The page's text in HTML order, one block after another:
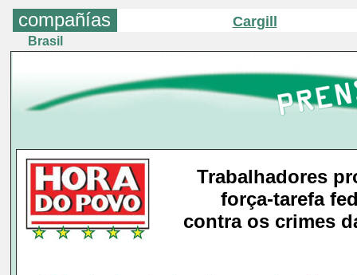
compañías Cargill
Brasil
Trabalhadores
força-tarefa
contra os crimes